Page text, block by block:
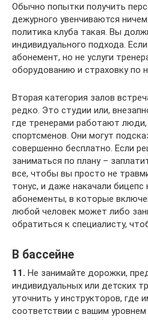
Обычно попытки получить
дежурного увенчиваются
политика клуба такая. Вы
индивидуального подхода.
абонемент, но не услуги
оборудованию и страховку по
Вторая категория залов
редко. Это студии или,
где тренерами работают
спортсменов. Они могут
совершенно бесплатно. Если
заниматься по плану –
все, чтобы вы просто не
тонус, и даже накачали
абонементы, в которые
любой человек может либо
обратиться к специалисту,
В бассейне
11. Не занимайте дорожки,
индивидуальных или детских
уточнить у инструкторов, где
соответствии с вашим уровнем